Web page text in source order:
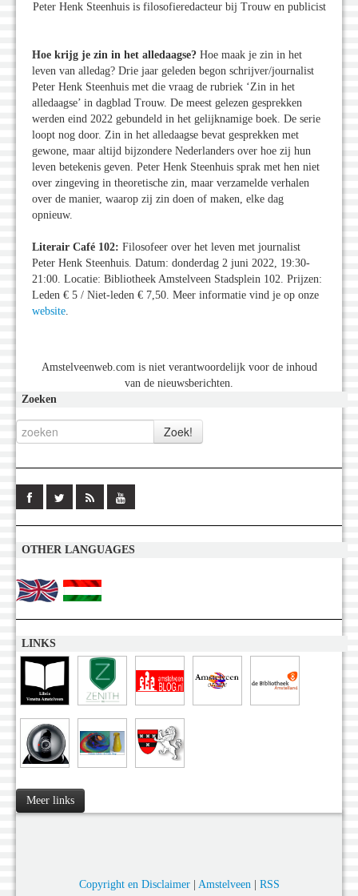
Peter Henk Steenhuis is filosofieredacteur bij Trouw en publicist
Hoe krijg je zin in het alledaagse? Hoe maak je zin in het
leven van alledag? Drie jaar geleden begon schrijver/journalist
Peter Henk Steenhuis met die vraag de rubriek ‘Zin in het
alledaagse’ in dagblad Trouw. De meest gelezen gesprekken
werden eind 2022 gebundeld in het gelijknamige boek. De serie
loopt nog door. Zin in het alledaagse bevat gesprekken met
gewone, maar altijd bijzondere Nederlanders over hoe zij hun
leven betekenis geven. Peter Henk Steenhuis sprak met hen niet
over zingeving in theoretische zin, maar verzamelde verhalen
over de manier, waarop zij zin doen of maken, elke dag
opnieuw.
Literair Café 102: Filosofeer over het leven met journalist
Peter Henk Steenhuis. Datum: donderdag 2 juni 2022, 19:30-
21:00. Locatie: Bibliotheek Amstelveen Stadsplein 102. Prijzen:
Leden € 5 / Niet-leden € 7,50. Meer informatie vind je op onze
website.
Amstelveenweb.com is niet verantwoordelijk voor de inhoud
van de nieuwsberichten.
Zoeken
OTHER LANGUAGES
LINKS
Meer links
Copyright en Disclaimer| Amstelveen| RSS